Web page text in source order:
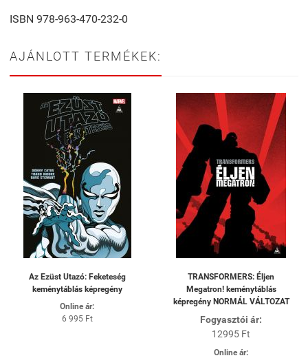
ISBN 978-963-470-232-0
AJÁNLOTT TERMÉKEK:
Az Ezüst Utazó: Feketeség
keménytáblás képregény
Online ár:
6 995 Ft
TRANSFORMERS: Éljen
Megatron! keménytáblás
képregény NORMÁL VÁLTOZAT
Fogyasztói ár:
12995 Ft
Online ár: